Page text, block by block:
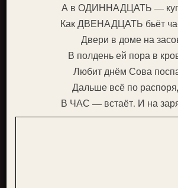
А в ОДИННАДЦАТЬ —
Как ДВЕНАДЦАТЬ бьёт
Двери в доме на
В полдень ей пора в
Любит днём Сова
Дальше всё по
В ЧАС — встаёт. И на